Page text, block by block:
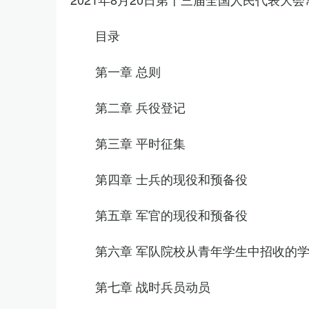
目录
第一章 总则
第二章 兵役登记
第三章 平时征集
第四章 士兵的现役和预备役
第五章 军官的现役和预备役
第六章 军队院校从青年学生中招收的
第七章 战时兵员动员